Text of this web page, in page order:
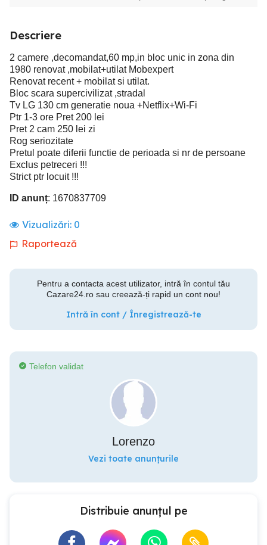
Descriere
2 camere ,decomandat,60 mp,in bloc unic in zona din
1980 renovat ,mobilat+utilat Mobexpert
Renovat recent + mobilat si utilat.
Bloc scara supercivilizat ,stradal
Tv LG 130 cm generatie noua +Netflix+Wi-Fi
Ptr 1-3 ore Pret 200 lei
Pret 2 cam 250 lei zi
Rog seriozitate
Pretul poate diferii functie de perioada si nr de persoane
Exclus petreceri !!!
Strict ptr locuit !!!
ID anunț: 1670837709
Vizualizări: 0
Raportează
Pentru a contacta acest utilizator, intră în contul tău
Cazare24.ro sau creează-ți rapid un cont nou!
Intră în cont / Înregistrează-te
Telefon validat
Lorenzo
Vezi toate anunțurile
Distribuie anunțul pe